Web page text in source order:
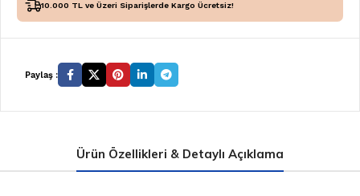
10.000 TL ve Üzeri Siparişlerde Kargo Ücretsiz!
Paylaş :
Ürün Özellikleri & Detaylı Açıklama